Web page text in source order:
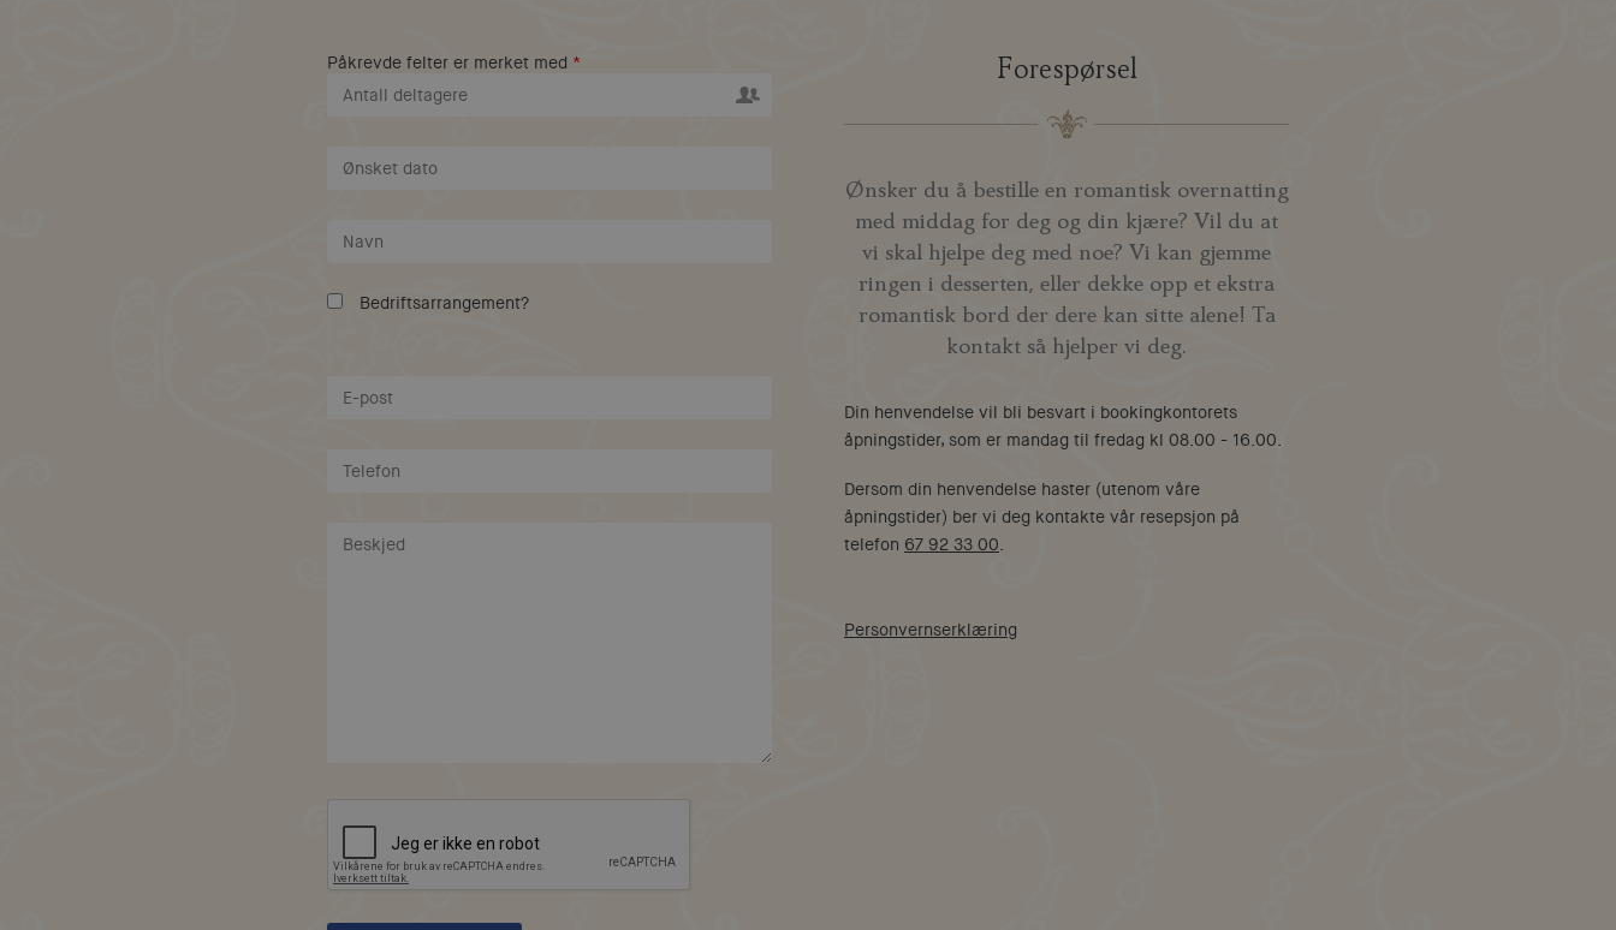
Påkrevde felter er merket med *
Bedriftsarrangement?
Forespørsel
Ønsker du å bestille en romantisk overnatting
med middag for deg og din kjære? Vil du at
vi skal hjelpe deg med noe? Vi kan gjemme
ringen i desserten, eller dekke opp et ekstra
romantisk bord der dere kan sitte alene! Ta
kontakt så hjelper vi deg.
Din henvendelse vil bli besvart i bookingkontorets
åpningstider, som er mandag til fredag kl 08.00 - 16.00.
Dersom din henvendelse haster (utenom våre
åpningstider) ber vi deg kontakte vår resepsjon på
telefon 67 92 33 00.
Personvernserklæring